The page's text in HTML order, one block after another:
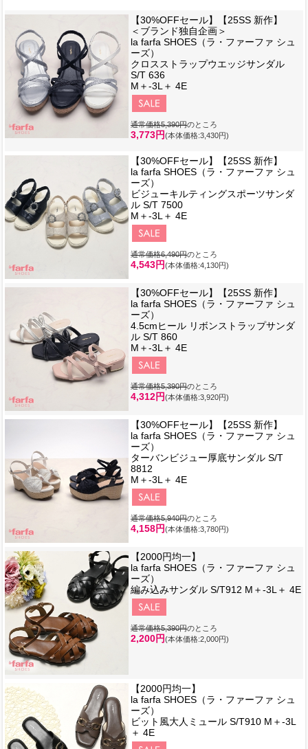
【30%OFFセール】【25SS 新作】
＜ブランド独自企画＞
la farfa SHOES（ラ・ファーファ シュ
ーズ）
クロスストラップウエッジサンダル
S/T 636
M＋-3L＋ 4E
通常価格5,390円のところ
3,773円(本体価格:3,430円)
【30%OFFセール】【25SS 新作】
la farfa SHOES（ラ・ファーファ シュ
ーズ）
ビジューキルティングスポーツサンダ
ル S/T 7500
M＋-3L＋ 4E
通常価格6,490円のところ
4,543円(本体価格:4,130円)
【30%OFFセール】【25SS 新作】
la farfa SHOES（ラ・ファーファ シュ
ーズ）
4.5cmヒール リボンストラップサンダ
ル S/T 860
M＋-3L＋ 4E
通常価格5,390円のところ
4,312円(本体価格:3,920円)
【30%OFFセール】【25SS 新作】
la farfa SHOES（ラ・ファーファ シュ
ーズ）
ターバンビジュー厚底サンダル S/T
8812
M＋-3L＋ 4E
通常価格5,940円のところ
4,158円(本体価格:3,780円)
【2000円均一】
la farfa SHOES（ラ・ファーファ シュ
ーズ）
編み込みサンダル S/T912 M＋-3L＋ 4E
通常価格5,390円のところ
2,200円(本体価格:2,000円)
【2000円均一】
la farfa SHOES（ラ・ファーファ シュ
ーズ）
ビット風大人ミュール S/T910 M＋-3L
＋ 4E